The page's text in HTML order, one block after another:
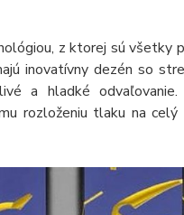
z ktorej sú všetky
inovatívny dezén so
a hladké
rozloženiu tlaku na